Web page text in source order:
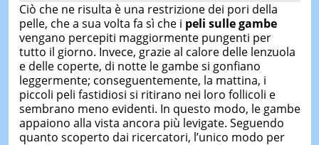
Ciò che ne risulta è una restrizione dei pori della
pelle, che a sua volta fa sì che i peli sulle gambe
vengano percepiti maggiormente pungenti per
tutto il giorno. Invece, grazie al calore delle lenzuola
e delle coperte, di notte le gambe si gonfiano
leggermente; conseguentemente, la mattina, i
piccoli peli fastidiosi si ritirano nei loro follicoli e
sembrano meno evidenti. In questo modo, le gambe
appaiono alla vista ancora più levigate. Seguendo
quanto scoperto dai ricercatori, l’unico modo per